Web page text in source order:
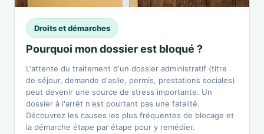
Droits et démarches
Pourquoi mon dossier est bloqué ?
L'attente du traitement d'un dossier administratif (titre
de séjour, demande d'asile, permis, prestations sociales)
peut devenir une source de stress importante. Un
dossier à l'arrêt n'est pourtant pas une fatalité.
Découvrez les causes les plus fréquentes de blocage et
la démarche étape par étape pour y remédier.